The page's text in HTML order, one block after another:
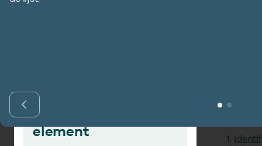
Vind gegevens­
element